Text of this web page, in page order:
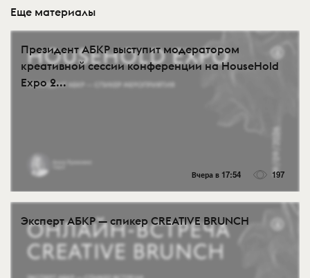
Еще материалы
Президент АБКР выступит модератором
креативной сессии конференции на HouseHold
Expo 2...
Вчера в 17:54 197
Эксперт АБКР — спикер CREATIVE BRUNCH